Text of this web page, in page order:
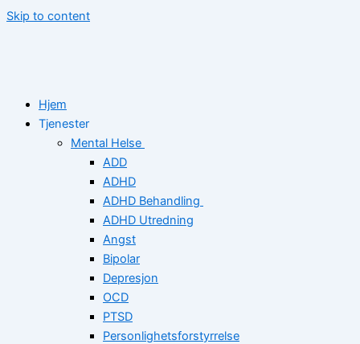
Skip to content
Hjem
Tjenester
Mental Helse
ADD
ADHD
ADHD Behandling
ADHD Utredning
Angst
Bipolar
Depresjon
OCD
PTSD
Personlighetsforstyrrelse